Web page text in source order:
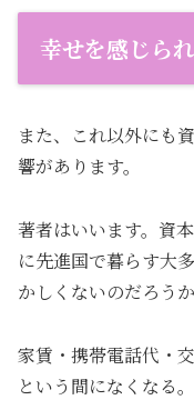
幸せを感じら
また、これ以外にも
響があります。
著者はいいます。資
に先進国で暮らす大
かしくないのだろうか
家賃・携帯電話代・
という間になくなる。